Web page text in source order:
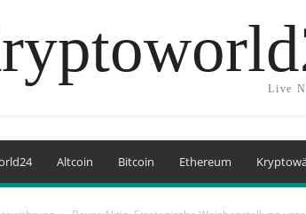
Live
Altcoin Bitcoin Ethereum